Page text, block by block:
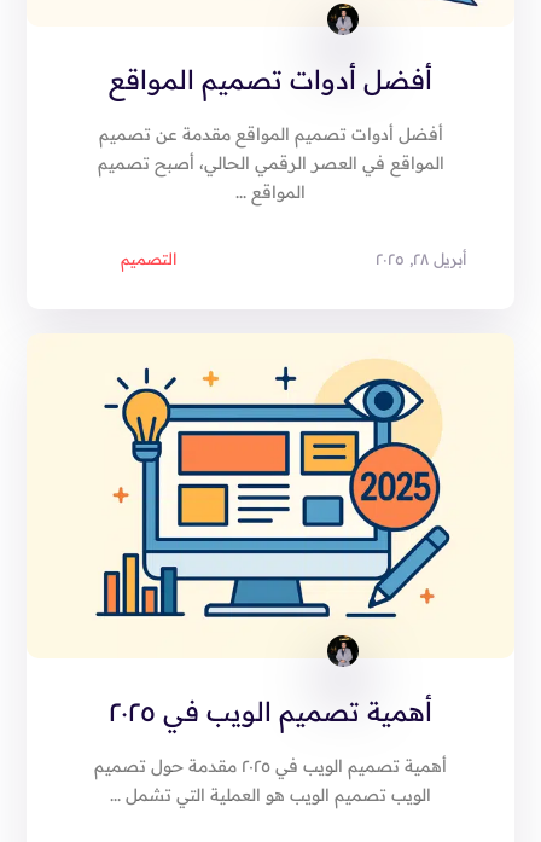
أفضل أدوات تصميم المواقع
التصميم أبريل ٢٨, ٢٠٢٥
أفضل أدوات تصميم المواقع مقدمة عن تصميم
المواقع في العصر الرقمي الحالي، أصبح تصميم
المواقع ...
أهمية تصميم الويب في ٢٠٢٥
أهمية تصميم الويب في ٢٠٢٥ مقدمة حول تصميم
الويب تصميم الويب هو العملية التي تشمل ...